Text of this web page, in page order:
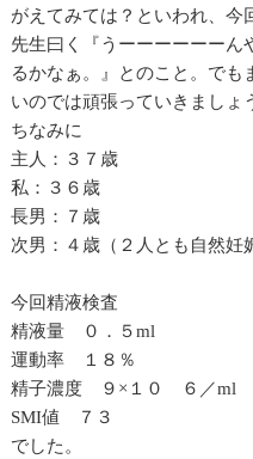
がえてみては？といわれ、今
先生曰く『うーーーーーーん
るかなぁ。』とのこと。でも
いのでは頑張っていきましょ
ちなみに
主人：３７歳
私：３６歳
長男：７歳
次男：４歳（２人とも自然妊
今回精液検査
精液量 ０．５ml
運動率 １８％
精子濃度 ９×１０ ６／ml
SMI値 ７３
でした。